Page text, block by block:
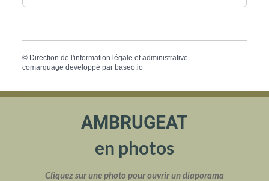
© Direction de l'information légale et administrative
comarquage developpé parbaseo.io
AMBRUGEAT
en photos
Cliquez sur une photo pour ouvrir un diaporama